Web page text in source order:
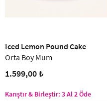
Iced Lemon Pound Cake
Orta Boy Mum
1.599,00 ₺
Karıştır & Birleştir: 3 Al 2 Öde